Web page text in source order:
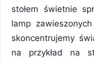
stołem świetnie
lamp
skoncentrujemy
na przykład na